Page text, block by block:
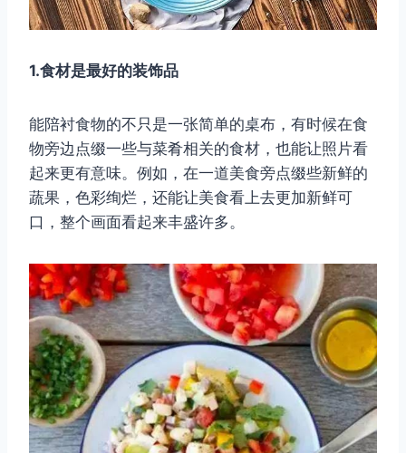
1.食材是最好的装饰品
能陪衬食物的不只是一张简单的桌布，有时候在食
物旁边点缀一些与菜肴相关的食材，也能让照片看
起来更有意味。例如，在一道美食旁点缀些新鲜的
蔬果，色彩绚烂，还能让美食看上去更加新鲜可
口，整个画面看起来丰盛许多。